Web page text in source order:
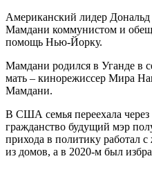
Американский лидер
Мамдани коммунистом и
помощь Нью-Йорку.
Мамдани родился в Уганде в
мать – кинорежиссер Мира
Мамдани.
В США семья переехала
гражданство будущий мэр
прихода в политику работал
из домов, а в 2020-м был